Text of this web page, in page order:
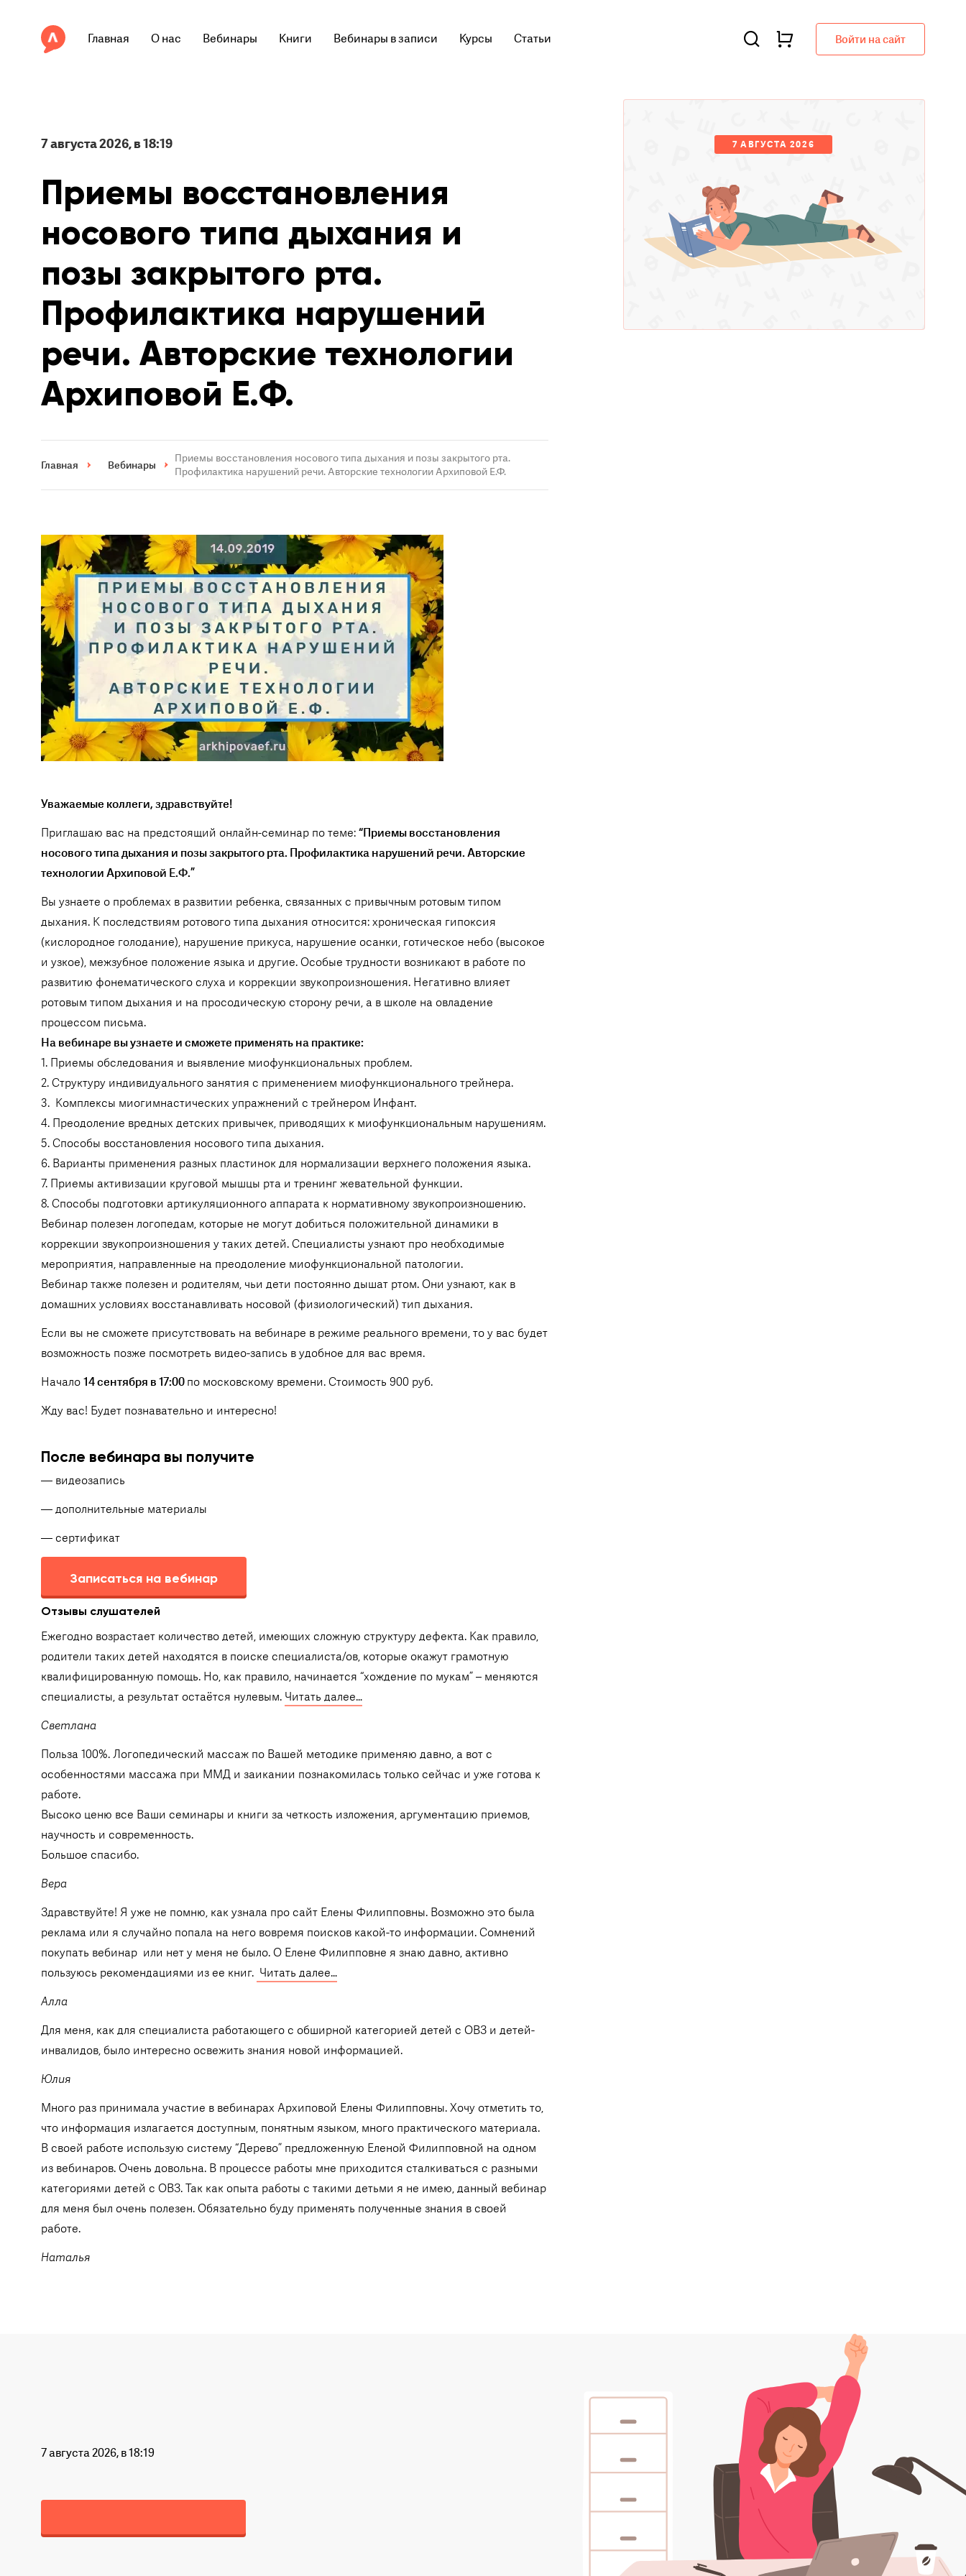
Главная О нас Вебинары Книги Вебинары в записи Курсы Статьи Войти на сайт
7 августа 2026, в 18:19
Приемы восстановления
носового типа дыхания и
позы закрытого рта.
Профилактика нарушений
речи. Авторские технологии
Архиповой Е.Ф.
Главная Вебинары
Приемы восстановления носового типа дыхания и позы закрытого рта.
Профилактика нарушений речи. Авторские технологии Архиповой Е.Ф.
Уважаемые коллеги, здравствуйте!
Приглашаю вас на предстоящий онлайн-семинар по теме:“Приемы восстановления
носового типа дыхания и позы закрытого рта. Профилактика нарушений речи. Авторские
технологии Архиповой Е.Ф.”
Вы узнаете о проблемах в развитии ребенка, связанных с привычным ротовым типом
дыхания. К последствиям ротового типа дыхания относится: хроническая гипоксия
(кислородное голодание), нарушение прикуса, нарушение осанки, готическое небо (высокое
и узкое), межзубное положение языка и другие. Особые трудности возникают в работе по
развитию фонематического слуха и коррекции звукопроизношения. Негативно влияет
ротовым типом дыхания и на просодическую сторону речи, а в школе на овладение
процессом письма.
На вебинаре вы узнаете и сможете применять на практике:
1. Приемы обследования и выявление миофункциональных проблем.
2. Структуру индивидуального занятия с применением миофункционального трейнера.
3. Комплексы миогимнастических упражнений с трейнером Инфант.
4. Преодоление вредных детских привычек, приводящих к миофункциональным нарушениям.
5. Способы восстановления носового типа дыхания.
6. Варианты применения разных пластинок для нормализации верхнего положения языка.
7. Приемы активизации круговой мышцы рта и тренинг жевательной функции.
8. Способы подготовки артикуляционного аппарата к нормативному звукопроизношению.
Вебинар полезен логопедам, которые не могут добиться положительной динамики в
коррекции звукопроизношения у таких детей. Специалисты узнают про необходимые
мероприятия, направленные на преодоление миофункциональной патологии.
Вебинар также полезен и родителям, чьи дети постоянно дышат ртом. Они узнают, как в
домашних условиях восстанавливать носовой (физиологический) тип дыхания.
Если вы не сможете присутствовать на вебинаре в режиме реального времени, то у вас будет
возможность позже посмотреть видео-запись в удобное для вас время.
Начало14 сентября в 17:00по московскому времени. Стоимость 900 руб.
Жду вас! Будет познавательно и интересно!
После вебинара вы получите
— видеозапись
— дополнительные материалы
— сертификат
Записаться на вебинар
Отзывы слушателей
Ежегодно возрастает количество детей, имеющих сложную структуру дефекта. Как правило,
родители таких детей находятся в поиске специалиста/ов, которые окажут грамотную
квалифицированную помощь. Но, как правило, начинается “хождение по мукам” – меняются
специалисты, а результат остаётся нулевым. Читать далее…
Светлана
Польза 100%. Логопедический массаж по Вашей методике применяю давно, а вот с
особенностями массажа при ММД и заикании познакомилась только сейчас и уже готова к
работе.
Высоко ценю все Ваши семинары и книги за четкость изложения, аргументацию приемов,
научность и современность.
Большое спасибо.
Вера
Здравствуйте! Я уже не помню, как узнала про сайт Елены Филипповны. Возможно это была
реклама или я случайно попала на него вовремя поисков какой-то информации. Сомнений
покупать вебинар или нет у меня не было. О Елене Филипповне я знаю давно, активно
пользуюсь рекомендациями из ее книг. Читать далее…
Алла
Для меня, как для специалиста работающего с обширной категорией детей с ОВЗ и детей-
инвалидов, было интересно освежить знания новой информацией.
Юлия
Много раз принимала участие в вебинарах Архиповой Елены Филипповны. Хочу отметить то,
что информация излагается доступным, понятным языком, много практического материала.
В своей работе использую систему “Дерево” предложенную Еленой Филипповной на одном
из вебинаров. Очень довольна. В процессе работы мне приходится сталкиваться с разными
категориями детей с ОВЗ. Так как опыта работы с такими детьми я не имею, данный вебинар
для меня был очень полезен. Обязательно буду применять полученные знания в своей
работе.
Наталья
7 АВГУСТА 2026
7 августа 2026, в 18:19